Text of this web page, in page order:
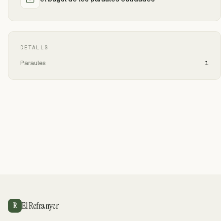
DETALLS
Paraules 1
R El Refranyer